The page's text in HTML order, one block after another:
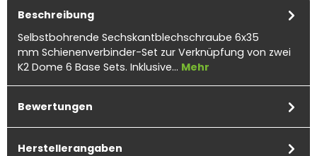
Beschreibung
Selbstbohrende Sechskantblechschraube 6x35
mm Schienenverbinder-Set zur Verknüpfung von zwei
K2 Dome 6 Base Sets. Inklusive… Mehr
Bewertungen
Herstellerangaben